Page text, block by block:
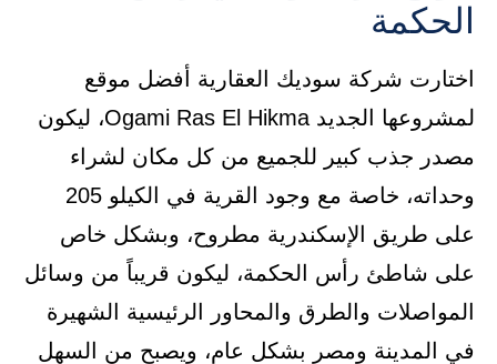
الحكمة
اختارت شركة سوديك العقارية أفضل موقع
لمشروعها الجديد Ogami Ras El Hikma، ليكون
مصدر جذب كبير للجميع من كل مكان لشراء
وحداته، خاصة مع وجود القرية في الكيلو 205
على طريق الإسكندرية مطروح، وبشكل خاص
على شاطئ رأس الحكمة، ليكون قريباً من وسائل
المواصلات والطرق والمحاور الرئيسية الشهيرة
في المدينة ومصر بشكل عام، ويصبح من السهل